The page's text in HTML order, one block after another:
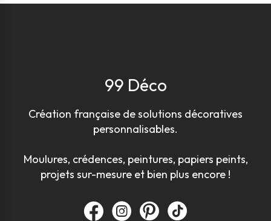
99 Déco
Création française de solutions décoratives
personnalisables.
Moulures, crédences, peintures, papiers peints,
projets sur-mesure et bien plus encore !